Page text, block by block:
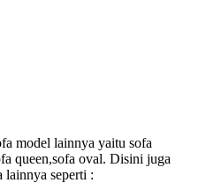
model lainnya yaitu sofa
queen,sofa oval. Disini juga
lainnya seperti :